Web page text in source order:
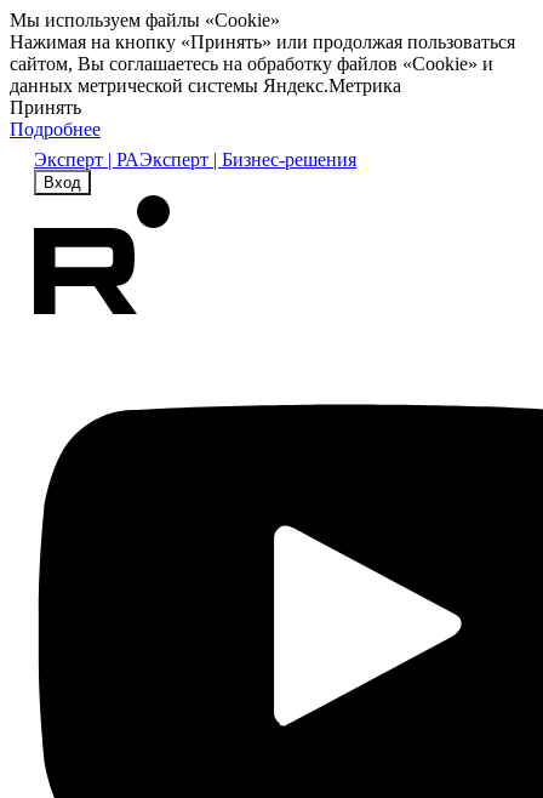
Мы используем файлы «Cookie»
Нажимая на кнопку «Принять» или продолжая пользоваться
сайтом, Вы соглашаетесь на обработку файлов «Cookie» и
данных метрической системы Яндекс.Метрика
Принять
Подробнее
Эксперт | РАЭксперт | Бизнес-решения
Вход